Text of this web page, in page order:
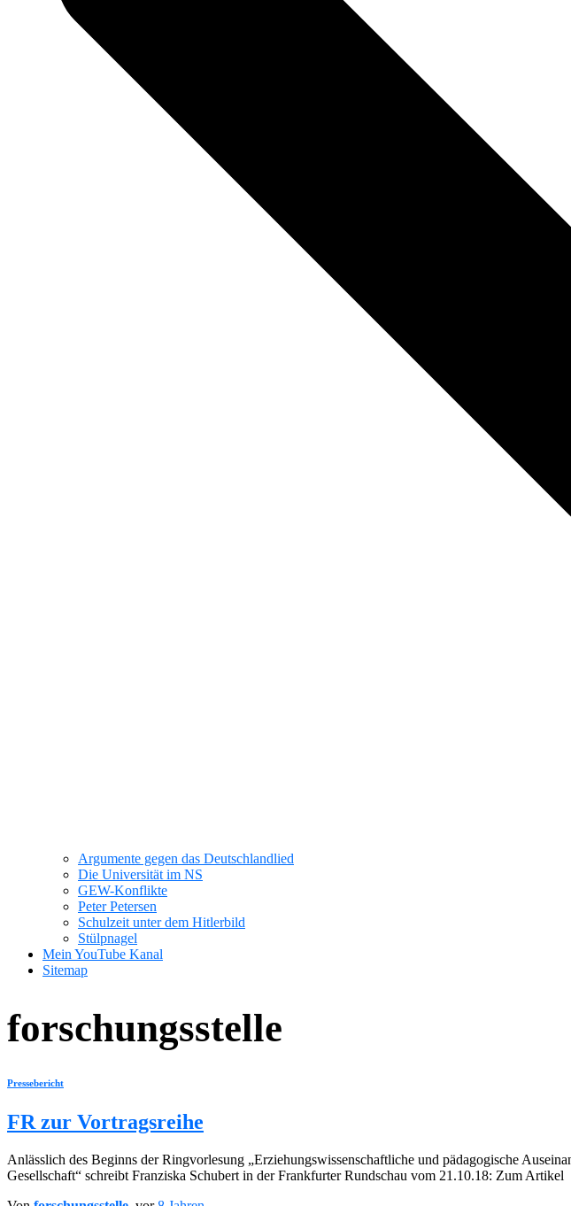
Argumente gegen das Deutschlandlied
Die Universität im NS
GEW-Konflikte
Peter Petersen
Schulzeit unter dem Hitlerbild
Stülpnagel
Mein YouTube Kanal
Sitemap
forschungsstelle
Pressebericht
FR zur Vortragsreihe
Anlässlich des Beginns der Ringvorlesung „Erziehungswissenschaftliche und pädagogische
Gesellschaft“ schreibt Franziska Schubert in der Frankfurter Rundschau vom 21.10.18: Zum Artikel